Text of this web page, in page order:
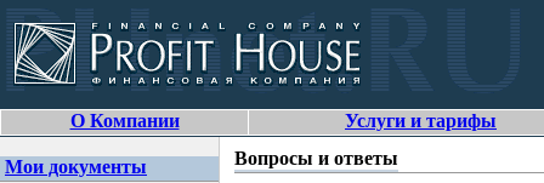
О Компании Услуги и тарифы
Мои документы
Вопросы и ответы